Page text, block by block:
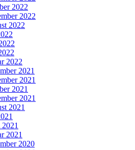
2022
2022
2022
2022
2021
2021
2021
2021
2021
2021
2020